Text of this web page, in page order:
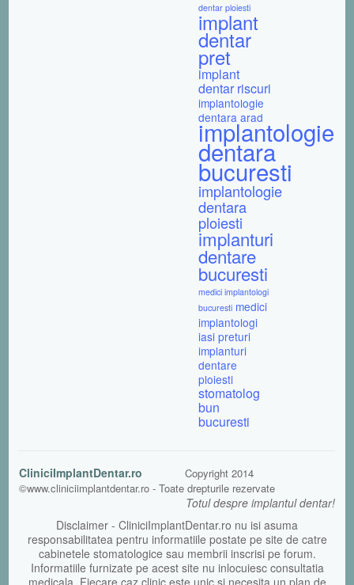
dentar ploiesti
implant
dentar
pret
implant
dentar riscuri
implantologie
dentara arad
implantologie
dentara
bucuresti
implantologie
dentara
ploiesti
implanturi
dentare
bucuresti
medici implantologi
bucuresti medici
implantologi
iasi preturi
implanturi
dentare
ploiesti
stomatolog
bun
bucuresti
CliniciImplantDentar.ro
Copyright 2014
©www.cliniciimplantdentar.ro - Toate drepturile rezervate
Totul despre implantul dentar!
Disclaimer - CliniciImplantDentar.ro nu isi asuma
responsabilitatea pentru informatiile postate pe site de catre
cabinetele stomatologice sau membrii inscrisi pe forum.
Informatiile furnizate pe acest site nu inlocuiesc consultatia
medicala. Fiecare caz clinic este unic si necesita un plan de